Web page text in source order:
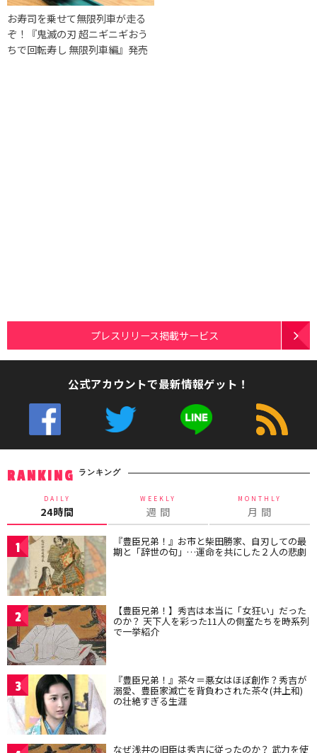
お寿司を乗せて無限列車が走る
ぞ！『鬼滅の刃 超ニギニギおう
ちで回転寿し 無限列車編』発売
プレスリリース掲載サービス
公式アカウントで最新情報ゲット！
RANKING ランキング
DAILY
24時間
WEEKLY
週 間
MONTHLY
月 間
1 『豊臣兄弟！』お市と柴田勝家、自刃しての最
期と「辞世の句」…運命を共にした２人の悲劇
2 【豊臣兄弟！】秀吉は本当に「女狂い」だった
のか？ 天下人を彩った11人の側室たちを時系列
で一挙紹介
3 『豊臣兄弟！』茶々＝悪女はほぼ創作？秀吉が
溺愛、豊臣家滅亡を背負わされた茶々(井上和)
の壮絶すぎる生涯
なぜ浅井の旧臣は秀吉に従ったのか？ 武力を使